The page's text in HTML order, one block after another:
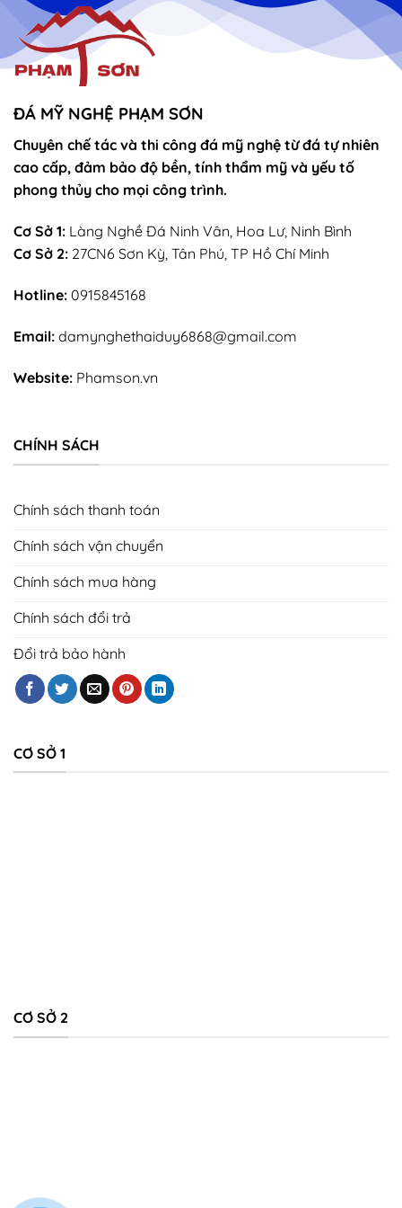
ĐÁ MỸ NGHỆ PHẠM SƠN
Chuyên chế tác và thi công đá mỹ nghệ từ đá tự nhiên
cao cấp, đảm bảo độ bền, tính thẩm mỹ và yếu tố
phong thủy cho mọi công trình.
Cơ Sở 1: Làng Nghề Đá Ninh Vân, Hoa Lư, Ninh Bình
Cơ Sở 2: 27CN6 Sơn Kỳ, Tân Phú, TP Hồ Chí Minh
Hotline: 0915845168
Email: damynghethaiduy6868@gmail.com
Website: Phamson.vn
CHÍNH SÁCH
Chính sách thanh toán
Chính sách vận chuyển
Chính sách mua hàng
Chính sách đổi trả
Đổi trả bảo hành
CƠ SỞ 1
CƠ SỞ 2